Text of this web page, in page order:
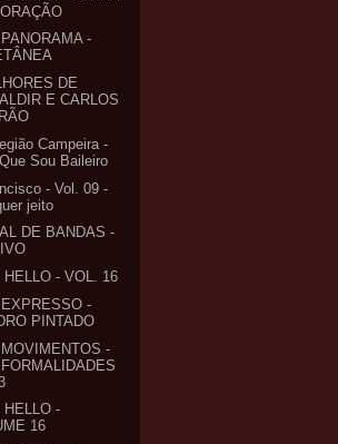
-
DE
E CARLOS
Campeira -
Sou Baileiro
- Vol. 09 -
jeito
DE BANDAS -
HELLO - VOL. 16
-
PINTADO
-
HELLO -
16